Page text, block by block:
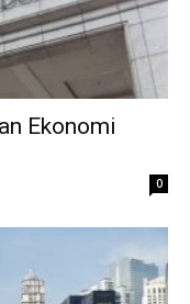
Ekonomi
0